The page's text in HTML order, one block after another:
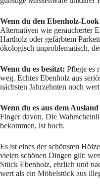
Wenn du den Ebenholz-
Alternativen wie geräucherter
Hartholz oder gefärbtem
ökologisch unproblematisch,
Wenn du es besitzt: Pflege es
weg. Echtes Ebenholz aus
nächsten Jahrzehnten noch
Wenn du es aus dem
Finger davon. Die
bekommen, ist hoch.
Es ist eines der schönsten
vielen schönen Dingen gilt:
Stück Ebenholz, ehrlich und
wert als ein Möbelstück aus